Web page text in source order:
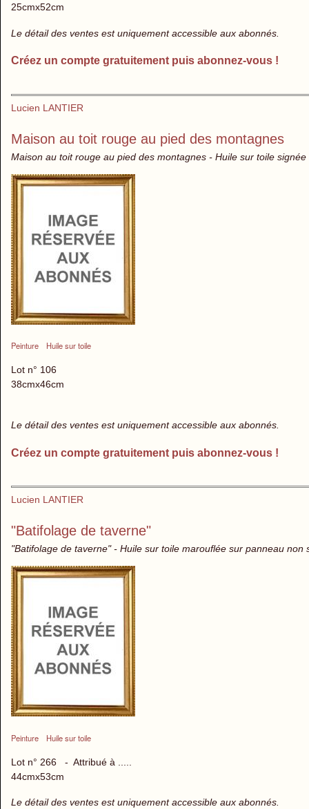
25cmx52cm
Le détail des ventes est uniquement accessible aux abonnés.
Créez un compte gratuitement puis abonnez-vous !
Lucien LANTIER
Maison au toit rouge au pied des montagnes
Maison au toit rouge au pied des montagnes - Huile sur toile signée
Peinture Huile sur toile
Lot n° 106
38cmx46cm
Le détail des ventes est uniquement accessible aux abonnés.
Créez un compte gratuitement puis abonnez-vous !
Lucien LANTIER
"Batifolage de taverne"
"Batifolage de taverne" - Huile sur toile marouflée sur panneau non
Peinture Huile sur toile
Lot n° 266 - Attribué à .....
44cmx53cm
Le détail des ventes est uniquement accessible aux abonnés.